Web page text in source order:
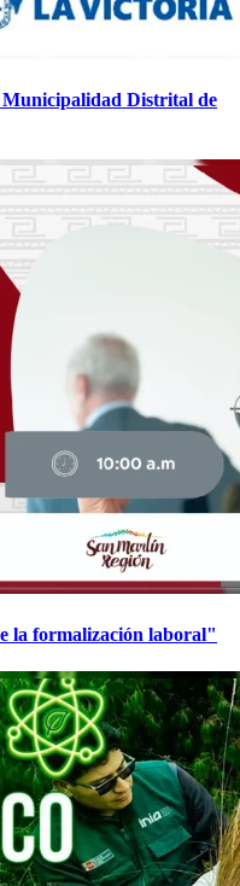
Distrital de
la formalización laboral"